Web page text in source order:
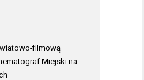
filmową
Miejski na